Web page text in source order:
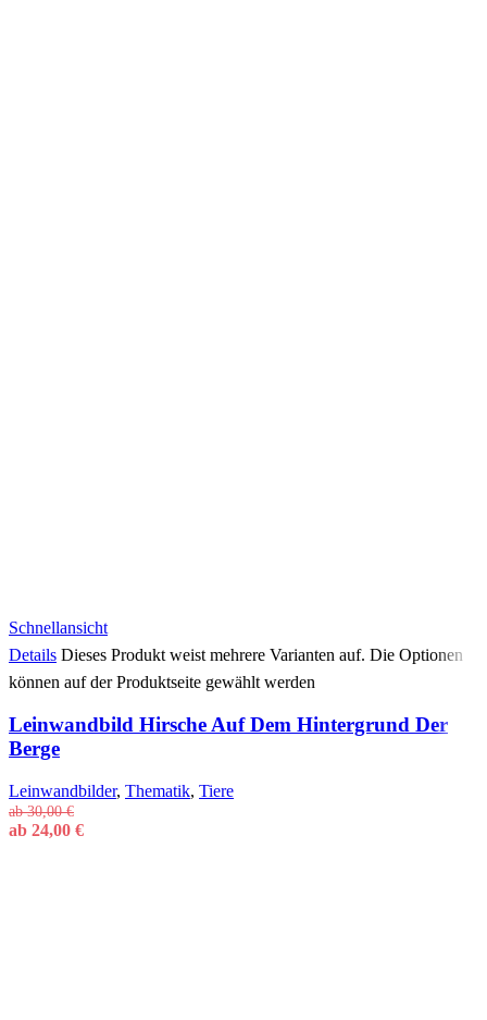
Schnellansicht
Details Dieses Produkt weist mehrere Varianten auf. Die Optionen
können auf der Produktseite gewählt werden
Leinwandbild Hirsche Auf Dem Hintergrund Der
Berge
Leinwandbilder, Thematik, Tiere
ab30,00€
ab 24,00 €